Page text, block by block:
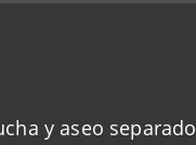
y aseo separado